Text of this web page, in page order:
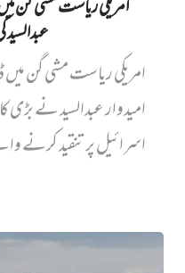
امریکی ریاست مشی گن
امریکی ریاست مشی گن
امیدوار عبدالسید نے
اسرائیل پر تنقید کرنے